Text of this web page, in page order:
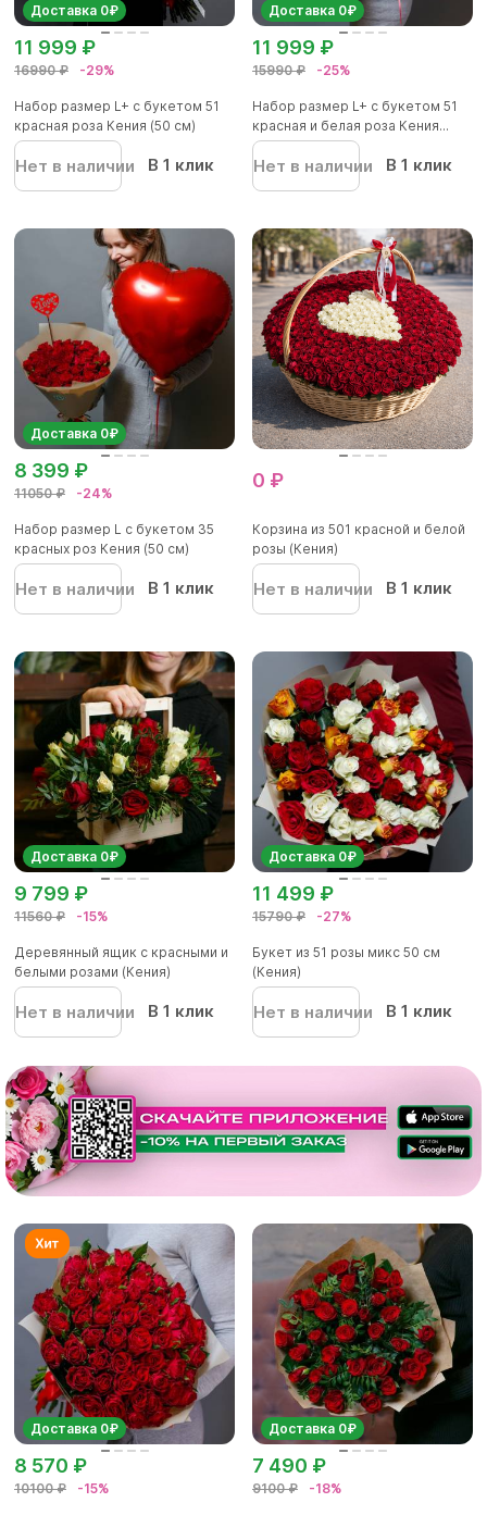
Доставка 0₽
16990 ₽ -29%
11 999 ₽
Набор размер L+ с букетом 51
красная роза Кения (50 см)
Нет в наличии В 1 клик
Доставка 0₽
15990 ₽ -25%
11 999 ₽
Набор размер L+ с букетом 51
красная и белая роза Кения...
Нет в наличии В 1 клик
Доставка 0₽
11050 ₽ -24%
8 399 ₽
Набор размер L с букетом 35
красных роз Кения (50 см)
Нет в наличии В 1 клик
0 ₽
Корзина из 501 красной и белой
розы (Кения)
Нет в наличии В 1 клик
Доставка 0₽
11560 ₽ -15%
9 799 ₽
Деревянный ящик с красными и
белыми розами (Кения)
Нет в наличии В 1 клик
Доставка 0₽
15790 ₽ -27%
11 499 ₽
Букет из 51 розы микс 50 см
(Кения)
Нет в наличии В 1 клик
Доставка 0₽
10100 ₽ -15%
8 570 ₽
Доставка 0₽
9100 ₽ -18%
7 490 ₽